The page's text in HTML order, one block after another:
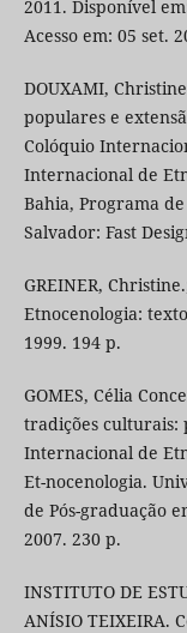
2011. Disponível
Acesso em: 05 set.
DOUXAMI,
populares e
Colóquio
Internacional de
Bahia, Programa
Salvador: Fast
GREINER,
Etnocenologia:
1999. 194 p.
GOMES, Célia
tradições culturais:
Internacional de
Et-nocenologia.
de Pós-graduação
2007. 230 p.
INSTITUTO DE
ANÍSIO TEIXEIRA.